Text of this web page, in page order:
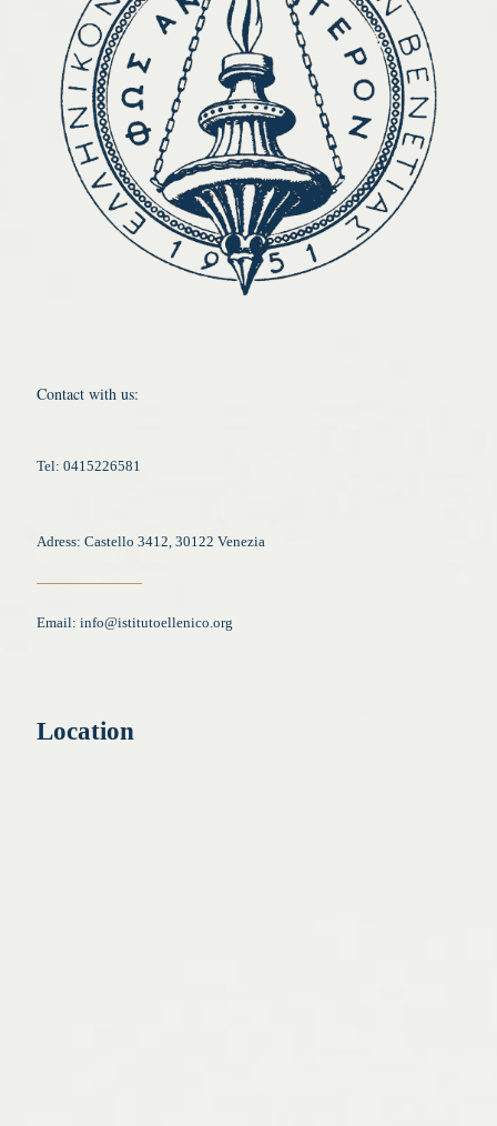
Contact with us:
Tel: 0415226581
Adress: Castello 3412, 30122 Venezia
Email: info@istitutoellenico.org
Location